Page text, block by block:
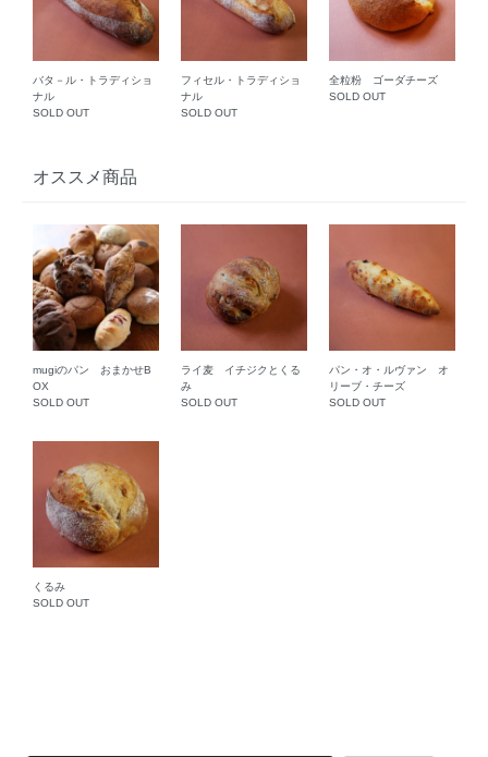
バタ－ル・トラディショ
ナル
SOLD OUT
フィセル・トラディショ
ナル
SOLD OUT
全粒粉 ゴーダチーズ
SOLD OUT
オススメ商品
mugiのパン おまかせB
OX
SOLD OUT
ライ麦 イチジクとくる
み
SOLD OUT
パン・オ・ルヴァン オ
リーブ・チーズ
SOLD OUT
くるみ
SOLD OUT